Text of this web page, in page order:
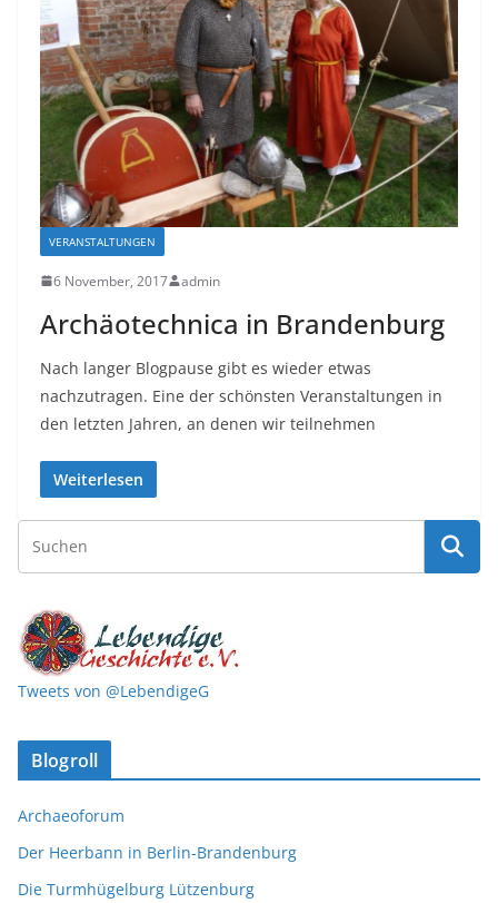
VERANSTALTUNGEN
6 November, 2017 admin
Archäotechnica in Brandenburg
Nach langer Blogpause gibt es wieder etwas
nachzutragen. Eine der schönsten Veranstaltungen in
den letzten Jahren, an denen wir teilnehmen
Weiterlesen
Tweets von @LebendigeG
Blogroll
Archaeoforum
Der Heerbann in Berlin-Brandenburg
Die Turmhügelburg Lützenburg